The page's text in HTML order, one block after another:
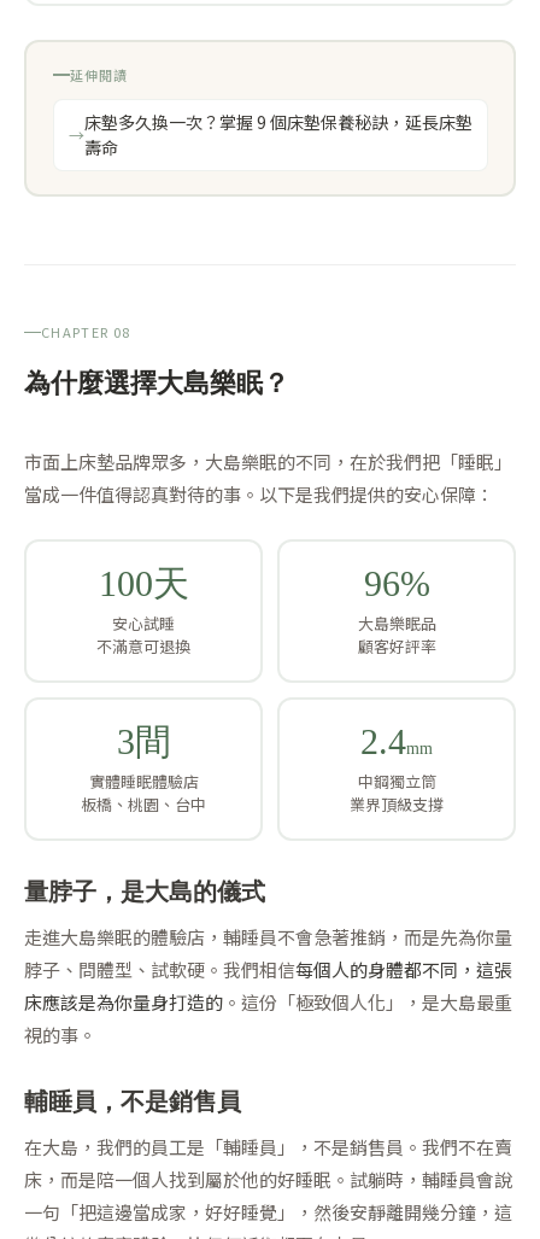
延伸閱讀
床墊多久換一次？掌握 9 個床墊保養秘訣，延長床墊
壽命
CHAPTER 08
為什麼選擇大島樂眠？
市面上床墊品牌眾多，大島樂眠的不同，在於我們把「睡眠」
當成一件值得認真對待的事。以下是我們提供的安心保障：
100天
安心試睡
不滿意可退換
96%
大島樂眠品
顧客好評率
3間
實體睡眠體驗店
板橋、桃園、台中
2.4mm
中鋼獨立筒
業界頂級支撐
量脖子，是大島的儀式
走進大島樂眠的體驗店，輔睡員不會急著推銷，而是先為你量
脖子、問體型、試軟硬。我們相信每個人的身體都不同，這張
床應該是為你量身打造的 。這份「極致個人化」，是大島最重
視的事。
輔睡員，不是銷售員
在大島，我們的員工是「輔睡員」，不是銷售員。我們不在賣
床，而是陪一個人找到屬於他的好睡眠。試躺時，輔睡員會說
一句「把這邊當成家，好好睡覺」，然後安靜離開幾分鐘，這